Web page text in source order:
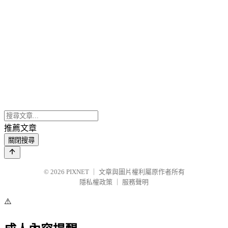
推薦文章
關閉搜尋
© 2026 PIXNET
文章與圖片權利屬原作者所有
隱私權政策
服務聲明
⚠️